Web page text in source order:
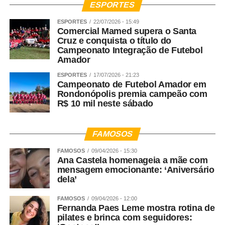
de Justiça ajuda no amparo das mulheres em forma de
rede para que elas saibam onde pode buscar o
atendimento. Aqui na Defensoria Pública nós fizemos
questão de ampliar esse atendimento. Nós não
atendemos apenas mulheres vítimas de violência, nós
toda e qualquer mulher que venha passar por violência,
dentro ou fora de casa, pode buscar o Nudem. A violência
que mais aporta aqui no Nudem é a violência doméstica
psicológica. Esses são os crimes que as mulheres mais
Como você espera encontrar a Lei Maria da Penha daqui
20 anos?
Rosana Leite – Nunca parei para pensar nisso, mas acho
que de tempos em tempos nós estamos ganhando mais
atuação, mais confiança da sociedade. Em 2019 o Data
ESPORTES
ESPORTES 22/07/2026 - 15:49
Comercial Mamed supera o Santa
Cruz e conquista o título do
Campeonato Integração de Futebol
Amador
ESPORTES 17/07/2026 - 21:23
Campeonato de Futebol Amador em
Rondonópolis premia campeão com
R$ 10 mil neste sábado
FAMOSOS
FAMOSOS 09/04/2026 - 15:30
Ana Castela homenageia a mãe com
mensagem emocionante: ‘Aniversário
dela’
FAMOSOS 09/04/2026 - 12:00
Fernanda Paes Leme mostra rotina de
pilates e brinca com seguidores: